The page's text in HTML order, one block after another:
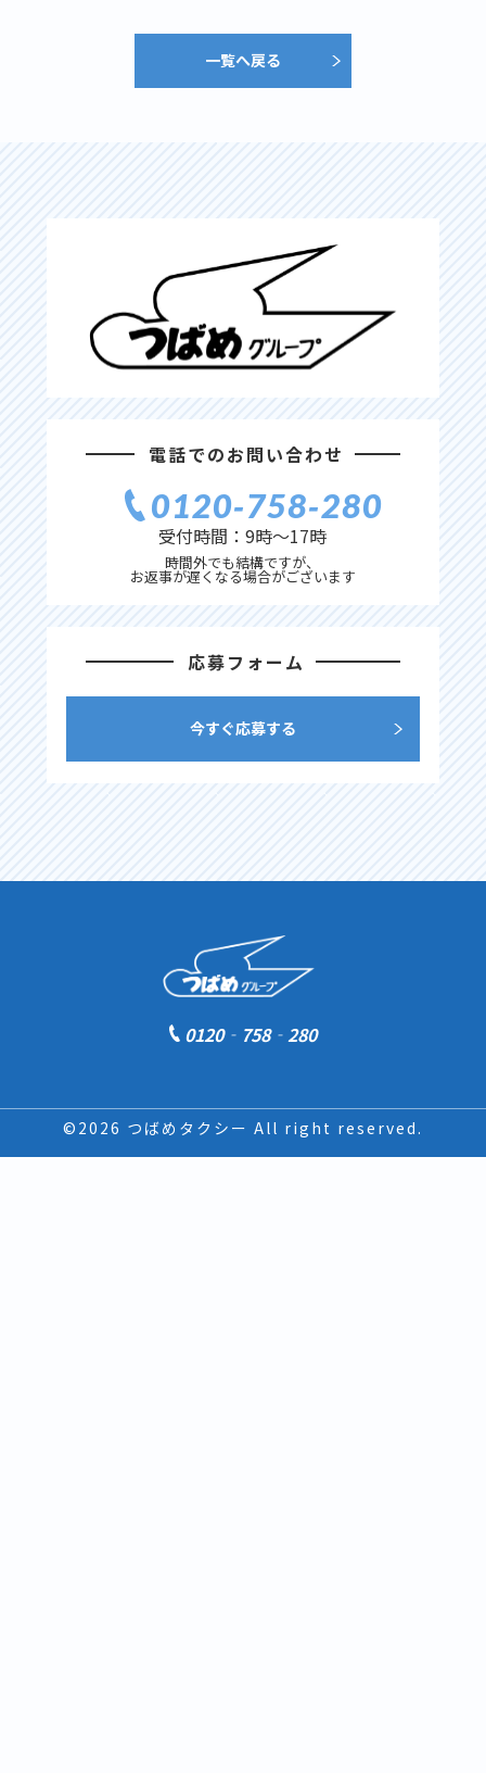
一覧へ戻る
電話でのお問い合わせ
0120‐758‐280
受付時間：9時〜17時
時間外でも結構ですが、
お返事が遅くなる場合がございます
応募フォーム
今すぐ応募する
0120‐758‐280
©2026 つばめタクシー All right reserved.